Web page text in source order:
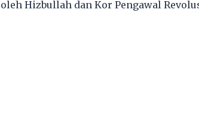
oleh Hizbullah dan Kor Pengawal